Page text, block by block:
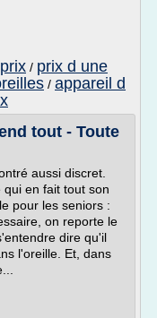
/ prix d une
/ appareil d
tout - Toute
aussi discret.
en fait tout son
pour les seniors :
on reporte le
dire qu'il
l'oreille. Et, dans